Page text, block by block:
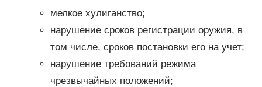
мелкое хулиганство;
нарушение сроков регистрации оружия, в
том числе, сроков постановки его на учет;
нарушение требований режима
чрезвычайных положений;